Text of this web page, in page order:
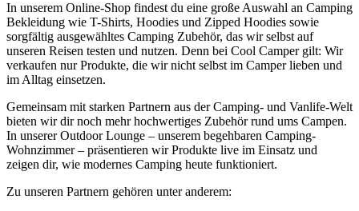
In unserem Online-Shop findest du eine große Auswahl an Camping
Bekleidung wie T-Shirts, Hoodies und Zipped Hoodies sowie
sorgfältig ausgewähltes Camping Zubehör, das wir selbst auf
unseren Reisen testen und nutzen. Denn bei Cool Camper gilt: Wir
verkaufen nur Produkte, die wir nicht selbst im Camper lieben und
im Alltag einsetzen.
Gemeinsam mit starken Partnern aus der Camping- und Vanlife-Welt
bieten wir dir noch mehr hochwertiges Zubehör rund ums Campen.
In unserer Outdoor Lounge – unserem begehbaren Camping-
Wohnzimmer – präsentieren wir Produkte live im Einsatz und
zeigen dir, wie modernes Camping heute funktioniert.
Zu unseren Partnern gehören unter anderem: